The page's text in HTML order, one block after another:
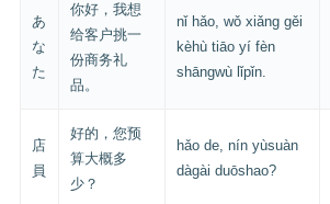
あ
な
た
你好，我想
给客户挑一
份商务礼
品。
nǐ hǎo, wǒ xiǎng gěi
kèhù tiāo yí fèn
shāngwù lǐpǐn.
店
員
好的，您预
算大概多
少？
hǎo de, nín yùsuàn
dàgài duōshao?